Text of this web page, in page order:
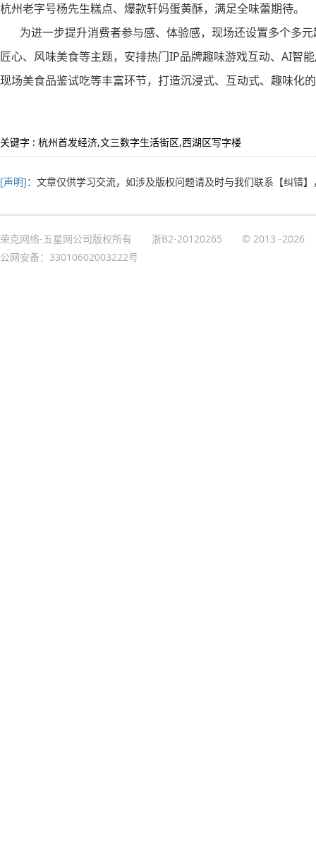
杭州老字号杨先生糕点、爆款轩妈蛋黄酥，满足全味蕾期待。
为进一步提升消费者参与感、体验感，现场还设置多个多
匠心、风味美食等主题，安排热门IP品牌趣味游戏互动、AI智
现场美食品鉴试吃等丰富环节，打造沉浸式、互动式、趣味化
关键字 : 杭州首发经济,文三数字生活街区,西湖区写字楼
[声明]：文章仅供学习交流，如涉及版权问题请及时与我们联系 【纠错】
荣克网络-五星网公司版权所有 浙B2-20120265 © 2013 -2026
公网安备：33010602003222号